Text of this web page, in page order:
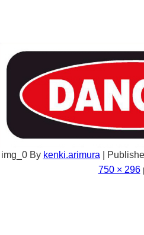
img_0 By kenki.arimura
750 × 296